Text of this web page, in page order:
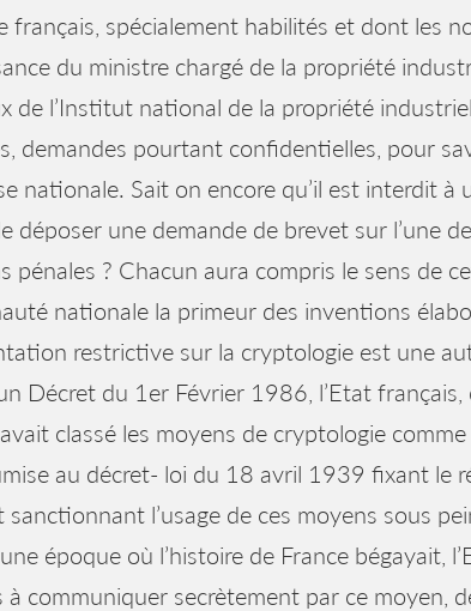
français, spécialement habilités et dont les
du ministre chargé de la propriété
de l’Institut national de la propriété
demandes pourtant confidentielles, pour
nationale. Sait on encore qu’il est interdit
déposer une demande de brevet sur l’une
pénales ? Chacun aura compris le sens de
nationale la primeur des inventions
restrictive sur la cryptologie est une
un Décret du 1er Février 1986, l’Etat
classé les moyens de cryptologie
au décret- loi du 18 avril 1939 fixant le
l’usage de ces moyens sous
époque où l’histoire de France bégayait,
à communiquer secrètement par ce moyen,